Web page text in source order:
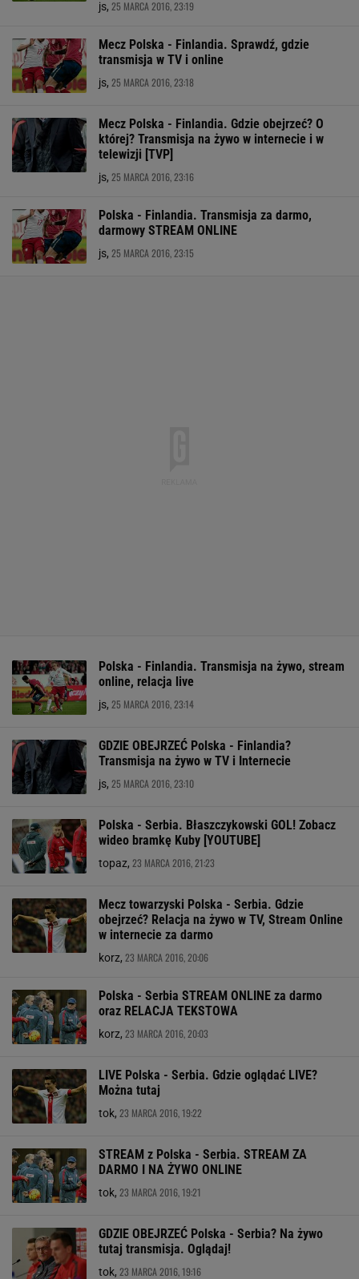
js, 25 MARCA 2016, 23:19
Mecz Polska - Finlandia. Sprawdź, gdzie
transmisja w TV i online
js, 25 MARCA 2016, 23:18
Mecz Polska - Finlandia. Gdzie obejrzeć? O
której? Transmisja na żywo w internecie i w
telewizji [TVP]
js, 25 MARCA 2016, 23:16
Polska - Finlandia. Transmisja za darmo,
darmowy STREAM ONLINE
js, 25 MARCA 2016, 23:15
Polska - Finlandia. Transmisja na żywo, stream
online, relacja live
js, 25 MARCA 2016, 23:14
GDZIE OBEJRZEĆ Polska - Finlandia?
Transmisja na żywo w TV i Internecie
js, 25 MARCA 2016, 23:10
Polska - Serbia. Błaszczykowski GOL! Zobacz
wideo bramkę Kuby [YOUTUBE]
topaz, 23 MARCA 2016, 21:23
Mecz towarzyski Polska - Serbia. Gdzie
obejrzeć? Relacja na żywo w TV, Stream Online
w internecie za darmo
korz, 23 MARCA 2016, 20:06
Polska - Serbia STREAM ONLINE za darmo
oraz RELACJA TEKSTOWA
korz, 23 MARCA 2016, 20:03
LIVE Polska - Serbia. Gdzie oglądać LIVE?
Można tutaj
tok, 23 MARCA 2016, 19:22
STREAM z Polska - Serbia. STREAM ZA
DARMO I NA ŻYWO ONLINE
tok, 23 MARCA 2016, 19:21
GDZIE OBEJRZEĆ Polska - Serbia? Na żywo
tutaj transmisja. Oglądaj!
tok, 23 MARCA 2016, 19:16